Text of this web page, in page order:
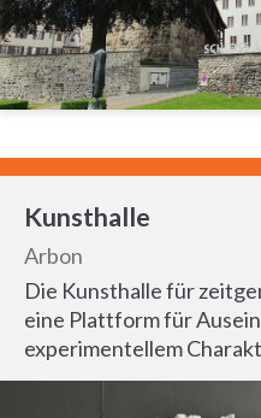
Kunsthalle
Arbon
Die Kunsthalle für
eine Plattform für
experimentellem